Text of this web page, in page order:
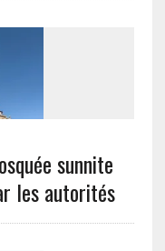
sunnite
les autorités